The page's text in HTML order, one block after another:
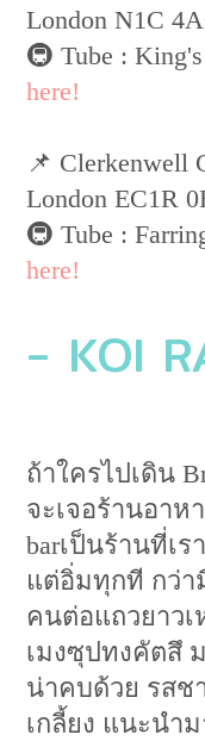
London N1C
🚇 Tube :
here!
📌 Clerkenwell
London EC1R
🚇 Tube :
here!
- KOI
ถ้าใครไปเดิน
จะเจอร้านอาห
barเป็นร้านที่เ
แต่อิ่มทุกที กว่า
คนต่อแถวยาว
เมงซุปทงคัตสึ
น่าคบด้วย รสช
เกลี้ยง แนะนำ